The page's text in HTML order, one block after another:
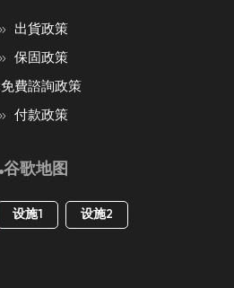
出貨政策
保固政策
免費諮詢政策
付款政策
谷歌地图
设施1 设施2